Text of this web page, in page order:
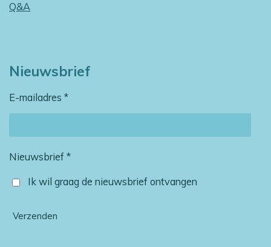
Q&A
Nieuwsbrief
E-mailadres *
Nieuwsbrief *
Ik wil graag de nieuwsbrief ontvangen
Verzenden